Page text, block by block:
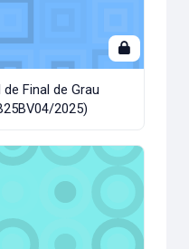
Final de Grau
2025)
Final de Grau (Facultat de